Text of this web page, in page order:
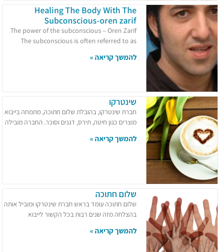
Healing The Body With The
Subconscious-oren zarif
The power of the subconscious – Oren Zarif
The subconscious is often referred to as
להמשך קריאה »
שינטרקו
חברת שינטרקו, בהובלת שלום חתוכה, מתמחה בייבוא
מוצרים כגון חיטה, תירס, דגנים וסוכר. החברה מובילה
להמשך קריאה »
שלום חתוכה
שלום חתוכה עומד בראש חברת שינטרקו ומוביל אותה
בהצלחה מזה שנים רבות בכל הקשור לייבוא
להמשך קריאה »